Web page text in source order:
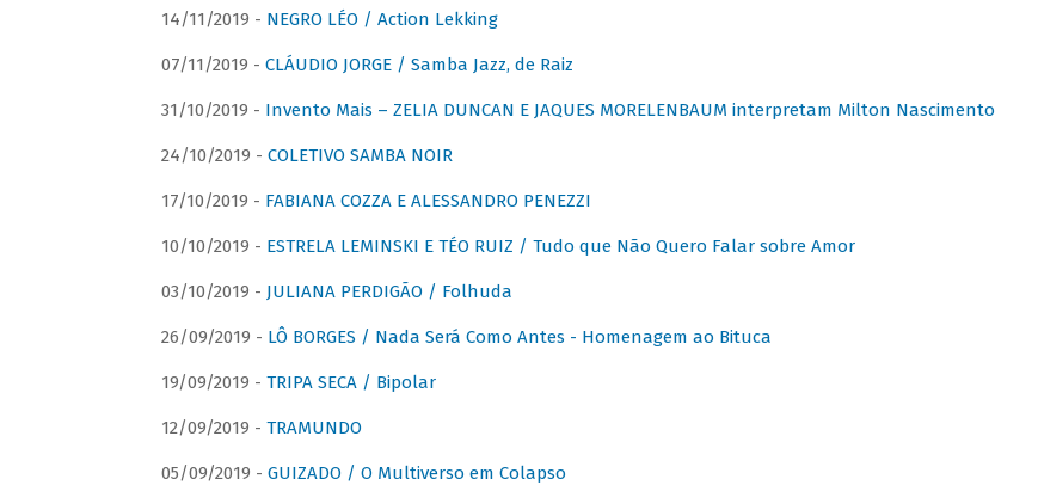
14/11/2019 - NEGRO LÉO / Action Lekking
07/11/2019 - CLÁUDIO JORGE / Samba Jazz, de Raiz
31/10/2019 - Invento Mais – ZELIA DUNCAN E JAQUES MORELENBAUM interpretam Milton Nascimento
24/10/2019 - COLETIVO SAMBA NOIR
17/10/2019 - FABIANA COZZA E ALESSANDRO PENEZZI
10/10/2019 - ESTRELA LEMINSKI E TÉO RUIZ / Tudo que Não Quero Falar sobre Amor
03/10/2019 - JULIANA PERDIGÃO / Folhuda
26/09/2019 - LÔ BORGES / Nada Será Como Antes - Homenagem ao Bituca
19/09/2019 - TRIPA SECA / Bipolar
12/09/2019 - TRAMUNDO
05/09/2019 - GUIZADO / O Multiverso em Colapso